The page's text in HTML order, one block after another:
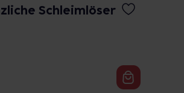
Schleimlöser